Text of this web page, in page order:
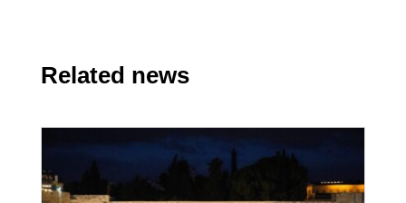
Related news